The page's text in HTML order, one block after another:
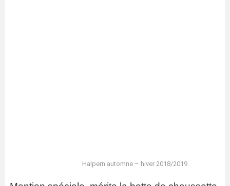
Halpern automne – hiver 2018/2019.